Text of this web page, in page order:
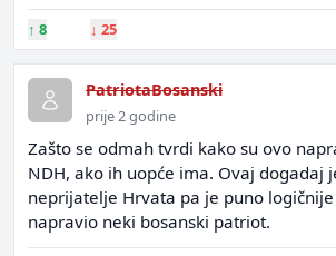
↑ 8 ↓ 25
PatriotaBosanski
prije 2 godine
Zašto se odmah tvrdi kako su ovo
NDH, ako ih uopće ima. Ovaj dogadaj
neprijatelje Hrvata pa je puno
napravio neki bosanski patriot.